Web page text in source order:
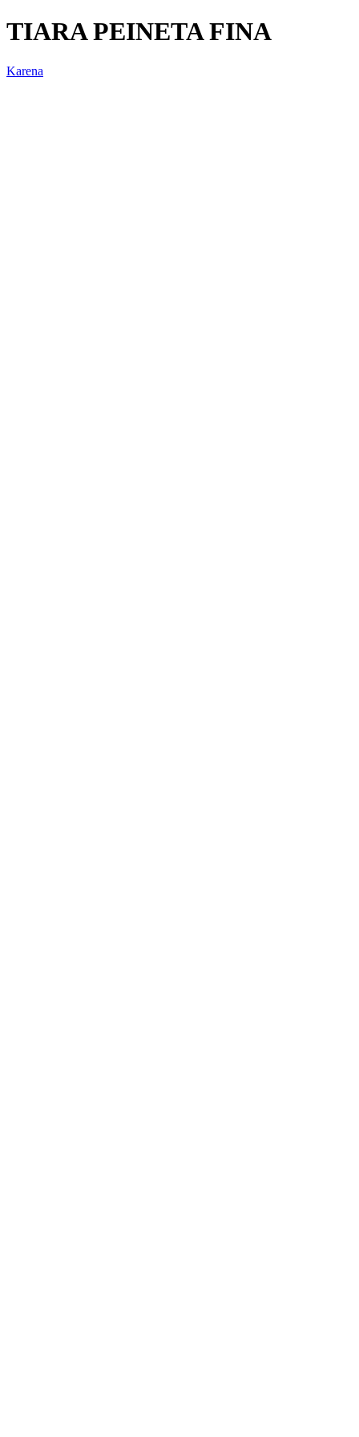
TIARA PEINETA FINA
Karena